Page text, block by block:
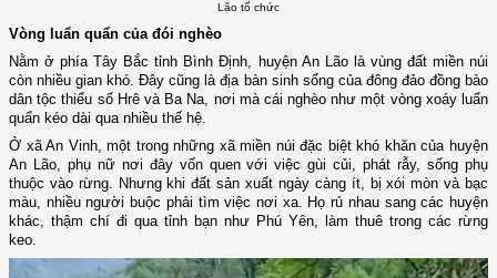
Lão tổ chức
Vòng luẩn quẩn của đói nghèo
Nằm ở phía Tây Bắc tỉnh Bình Định, huyện An Lão là vùng đất miền núi
còn nhiều gian khó. Đây cũng là địa bàn sinh sống của đông đảo đồng bào
dân tộc thiểu số Hrê và Ba Na, nơi mà cái nghèo như một vòng xoáy luẩn
quẩn kéo dài qua nhiều thế hệ.
Ở xã An Vinh, một trong những xã miền núi đặc biệt khó khăn của huyện
An Lão, phụ nữ nơi đây vốn quen với việc gùi củi, phát rẫy, sống phụ
thuộc vào rừng. Nhưng khi đất sản xuất ngày càng ít, bị xói mòn và bạc
màu, nhiều người buộc phải tìm việc nơi xa. Họ rủ nhau sang các huyện
khác, thậm chí đi qua tỉnh bạn như Phú Yên, làm thuê trong các rừng
keo.